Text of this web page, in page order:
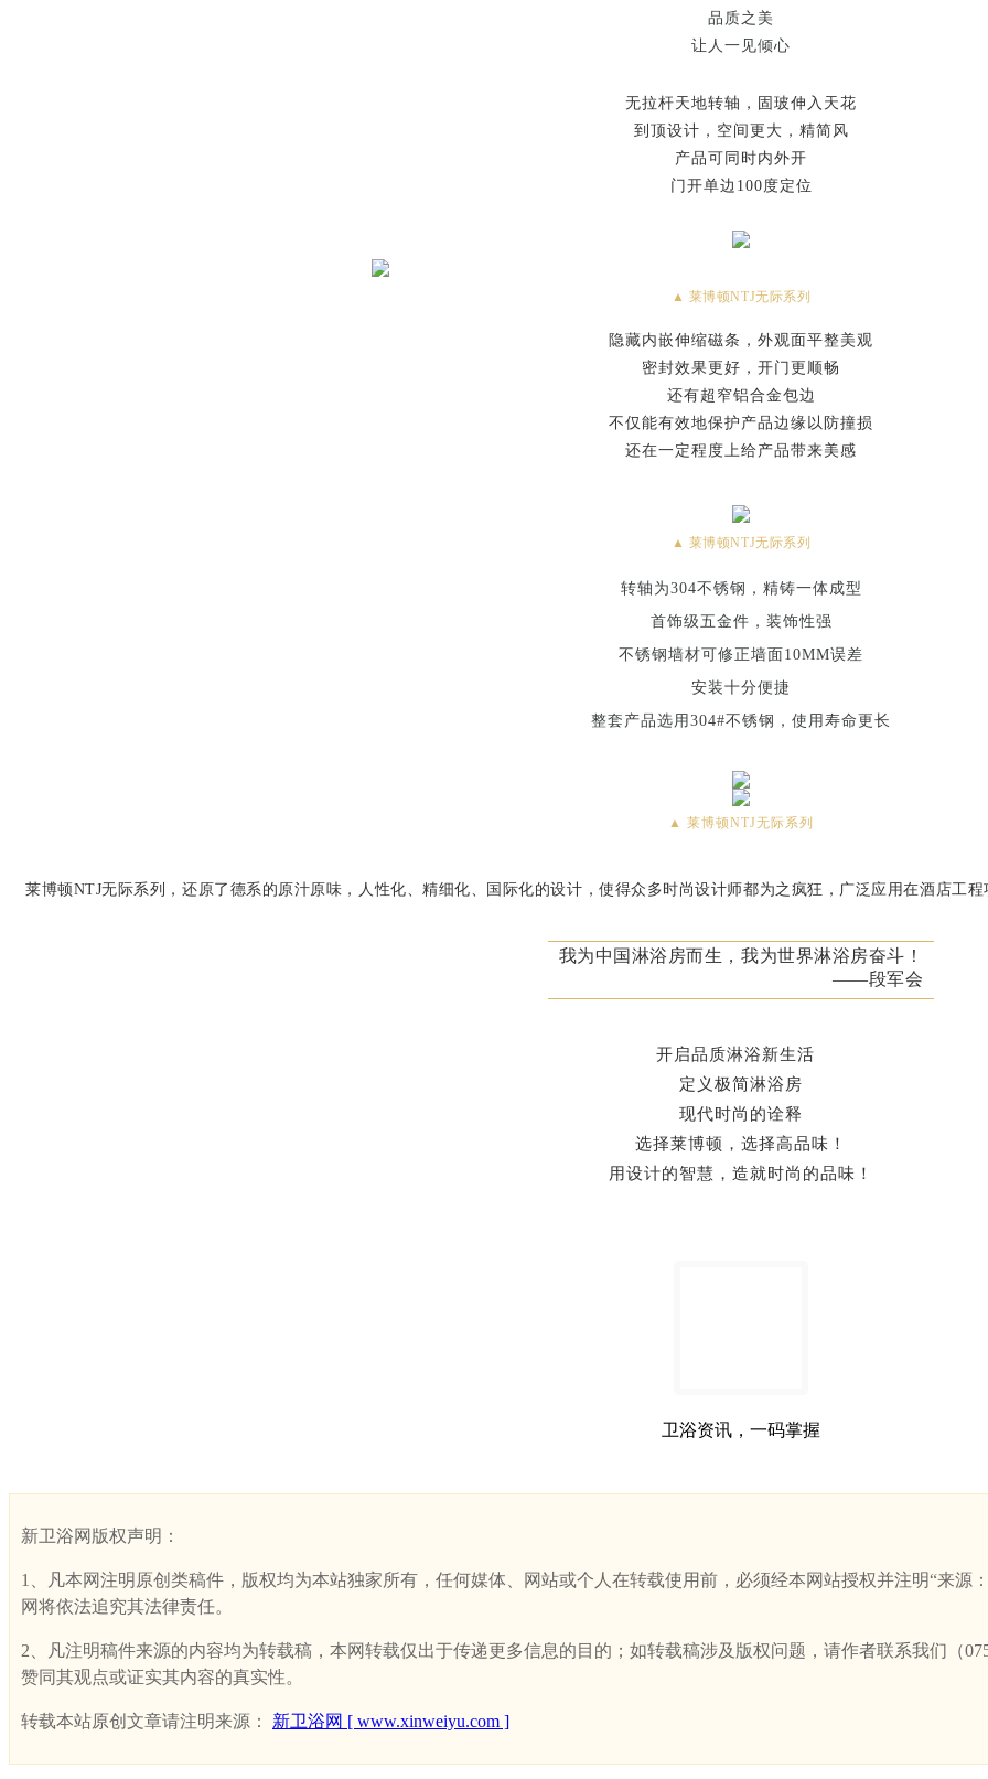
品质之美
让人一见倾心
无拉杆天地转轴，固玻伸入天花
到顶设计，空间更大，精简风
产品可同时内外开
门开单边100度定位
▲ 莱博顿NTJ无际系列
隐藏内嵌伸缩磁条，外观面平整美观
密封效果更好，开门更顺畅
还有超窄铝合金包边
不仅能有效地保护产品边缘以防撞损
还在一定程度上给产品带来美感
▲ 莱博顿NTJ无际系列
转轴为304不锈钢，精铸一体成型
首饰级五金件，装饰性强
不锈钢墙材可修正墙面10MM误差
安装十分便捷
整套产品选用304#不锈钢，使用寿命更长
▲ 莱博顿NTJ无际系列
莱博顿NTJ无际系列，还原了德系的原汁原味，人性化、精细化、国际化的设计，使得众多时尚设计师都为之疯狂，广泛应用在酒店工程
我为中国淋浴房而生，我为世界淋浴房奋斗！
——段军会
开启品质淋浴新生活
定义极简淋浴房
现代时尚的诠释
选择莱博顿，选择高品味！
用设计的智慧，造就时尚的品味！
卫浴资讯，一码掌握
新卫浴网版权声明：
1、凡本网注明原创类稿件，版权均为本站独家所有，任何媒体、网站或个人在转载使用前，必须经本网站授权并注明“来源
网将依法追究其法律责任。
2、凡注明稿件来源的内容均为转载稿，本网转载仅出于传递更多信息的目的；如转载稿涉及版权问题，请作者联系我们（
赞同其观点或证实其内容的真实性。
转载本站原创文章请注明来源： 新卫浴网 [ www.xinweiyu.com ]